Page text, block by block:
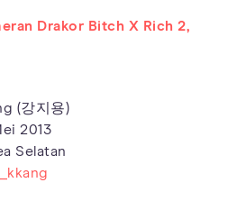
Drakor Bitch X Rich 2,
(강지용)
2013
Selatan